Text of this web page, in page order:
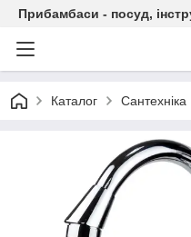
Прибамбаси - посуд,
Каталог Сантехніка